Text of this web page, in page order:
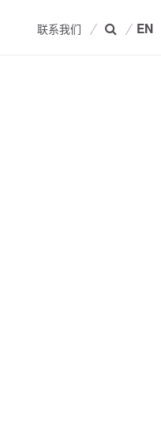
EN
联系我们